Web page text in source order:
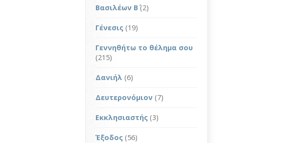
Βασιλέων Β΄ (2)
Γένεσις (19)
Γεννηθήτω το θέλημα σου
(215)
Δανιήλ (6)
Δευτερονόμιον (7)
Εκκλησιαστής (3)
Έξοδος (56)